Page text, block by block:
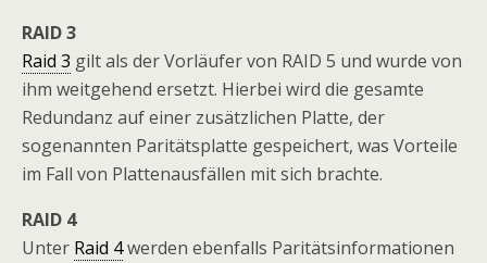
RAID 3
Raid 3 gilt als der Vorläufer von RAID 5 und wurde von
ihm weitgehend ersetzt. Hierbei wird die gesamte
Redundanz auf einer zusätzlichen Platte, der
sogenannten Paritätsplatte gespeichert, was Vorteile
im Fall von Plattenausfällen mit sich brachte.
RAID 4
Unter Raid 4werden ebenfalls Paritätsinformationen